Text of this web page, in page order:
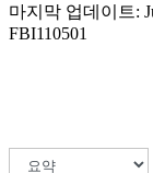
마지막 업데이트:
FBI110501